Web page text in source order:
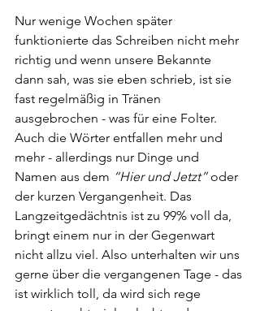
Nur wenige Wochen später
funktionierte das Schreiben nicht mehr
richtig und wenn unsere Bekannte
dann sah, was sie eben schrieb, ist sie
fast regelmäßig in Tränen
ausgebrochen - was für eine Folter.
Auch die Wörter entfallen mehr und
mehr - allerdings nur Dinge und
Namen aus dem “Hier und Jetzt” oder
der kurzen Vergangenheit. Das
Langzeitgedächtnis ist zu 99% voll da,
bringt einem nur in der Gegenwart
nicht allzu viel. Also unterhalten wir uns
gerne über die vergangenen Tage - das
ist wirklich toll, da wird sich rege